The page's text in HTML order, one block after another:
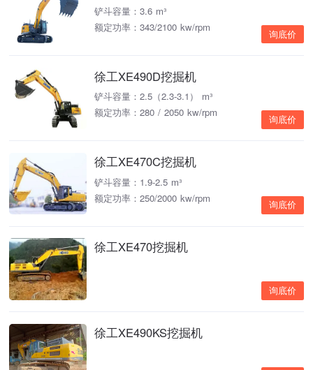
铲斗容量：3.6 m³
额定功率：343/2100 kw/rpm
询底价
徐工XE490D挖掘机
铲斗容量：2.5（2.3-3.1） m³
额定功率：280 / 2050 kw/rpm
询底价
徐工XE470C挖掘机
铲斗容量：1.9-2.5 m³
额定功率：250/2000 kw/rpm
询底价
徐工XE470挖掘机
询底价
徐工XE490KS挖掘机